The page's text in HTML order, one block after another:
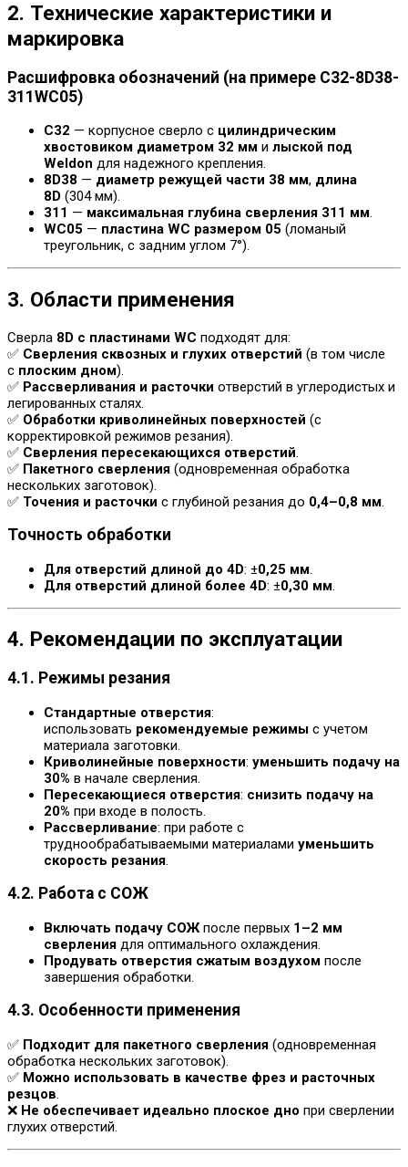
2. Технические характеристики и
маркировка
Расшифровка обозначений (на примере C32-8D38-
311WC05)
C32 — корпусное сверло с цилиндрическим
хвостовиком диаметром 32 мм и лыской под
Weldon для надежного крепления.
8D38 — диаметр режущей части 38 мм, длина
8D (304 мм).
311 — максимальная глубина сверления 311 мм.
WC05 — пластина WC размером 05 (ломаный
треугольник, с задним углом 7°).
3. Области применения
Сверла 8D с пластинами WC подходят для:
✅ Сверления сквозных и глухих отверстий (в том числе
с плоским дном).
✅ Рассверливания и расточки отверстий в углеродистых и
легированных сталях.
✅ Обработки криволинейных поверхностей (с
корректировкой режимов резания).
✅ Сверления пересекающихся отверстий.
✅ Пакетного сверления (одновременная обработка
нескольких заготовок).
✅ Точения и расточки с глубиной резания до 0,4–0,8 мм.
Точность обработки
Для отверстий длиной до 4D: ±0,25 мм.
Для отверстий длиной более 4D: ±0,30 мм.
4. Рекомендации по эксплуатации
4.1. Режимы резания
Стандартные отверстия:
использовать рекомендуемые режимы с учетом
материала заготовки.
Криволинейные поверхности: уменьшить подачу на
30% в начале сверления.
Пересекающиеся отверстия: снизить подачу на
20% при входе в полость.
Рассверливание: при работе с
труднообрабатываемыми материалами уменьшить
скорость резания.
4.2. Работа с СОЖ
Включать подачу СОЖпосле первых 1–2 мм
сверления для оптимального охлаждения.
Продувать отверстия сжатым воздухом после
завершения обработки.
4.3. Особенности применения
✅ Подходит для пакетного сверления (одновременная
обработка нескольких заготовок).
✅ Можно использовать в качестве фрез и расточных
резцов.
❌ Не обеспечивает идеально плоское дно при сверлении
глухих отверстий.